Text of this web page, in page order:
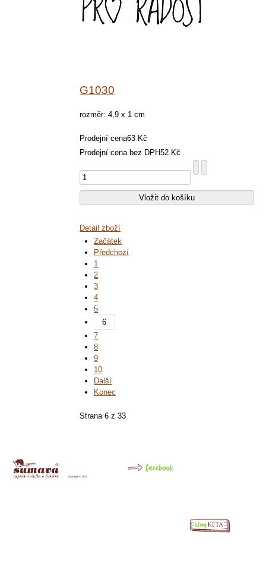
G1030
rozměr: 4,9 x 1 cm
Prodejní cena63 Kč
Prodejní cena bez DPH52 Kč
Detail zboží
Začátek
Předchozí
1
2
3
4
5
6
7
8
9
10
Další
Konec
Strana 6 z 33